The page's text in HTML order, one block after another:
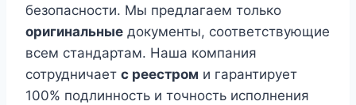
безопасности. Мы предлагаем только
оригинальные документы, соответствующие
всем стандартам. Наша компания
сотрудничает с реестром и гарантирует
100% подлинность и точность исполнения